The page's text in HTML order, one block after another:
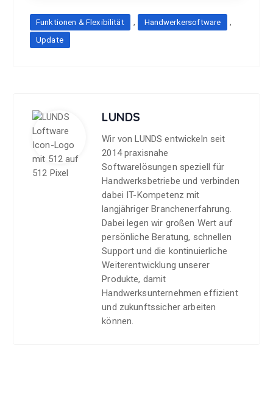
Funktionen & Flexibilität , Handwerkersoftware ,
Update
LUNDS
Wir von LUNDS entwickeln seit
2014 praxisnahe
Softwarelösungen speziell für
Handwerksbetriebe und verbinden
dabei IT-Kompetenz mit
langjähriger Branchenerfahrung.
Dabei legen wir großen Wert auf
persönliche Beratung, schnellen
Support und die kontinuierliche
Weiterentwicklung unserer
Produkte, damit
Handwerksunternehmen effizient
und zukunftssicher arbeiten
können.